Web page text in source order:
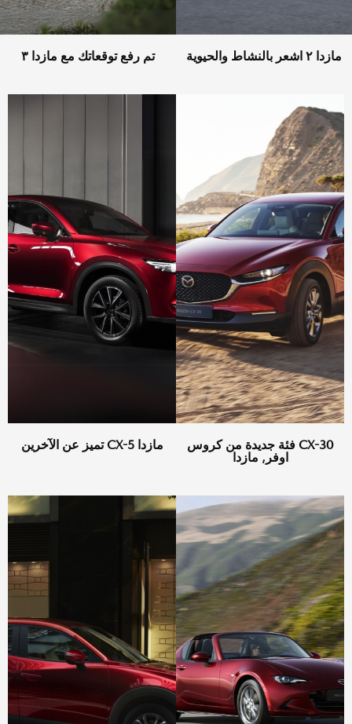
مازدا ٢ اشعر بالنشاط والحيوية تم رفع توقعاتك مع مازدا ٣
CX-30 فئة جديدة من كروس
اوفر, مازدا
مازدا CX-5 تميز عن الآخرين